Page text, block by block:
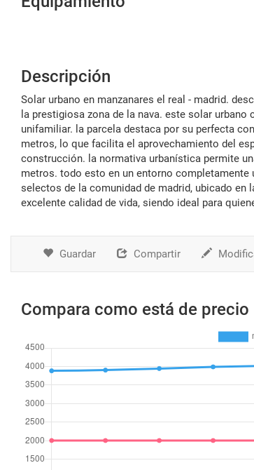
Descripción
solar urbano en manzanares el real - madrid. descubre esta excepcional oportunidad de inversión en soto del real, específicamente en
la prestigiosa zona de la nava. este solar
unifamiliar. la parcela destaca por su perfecta
metros, lo que facilita el aprovechamiento del
construcción. la normativa urbanística permite
metros. todo esto en un entorno
selectos de la comunidad de madrid, ubicado en
excelente calidad de vida, siendo ideal para
Guardar Compartir
Compara como está de precio